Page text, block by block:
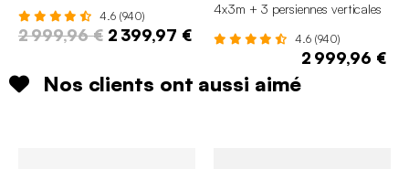
4.6 (940)
2 999,96 € 2 399,97 €
4x3m + 3 persiennes verticales
4.6 (940)
2 999,96 €
Nos clients ont aussi aimé